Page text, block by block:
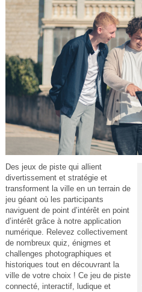
Des jeux de piste qui allient
divertissement et stratégie et
transforment la ville en un terrain de
jeu géant où les participants
naviguent de point d’intérêt en point
d’intérêt grâce à notre application
numérique. Relevez collectivement
de nombreux quiz, énigmes et
challenges photographiques et
historiques tout en découvrant la
ville de votre choix ! Ce jeu de piste
connecté, interactif, ludique et